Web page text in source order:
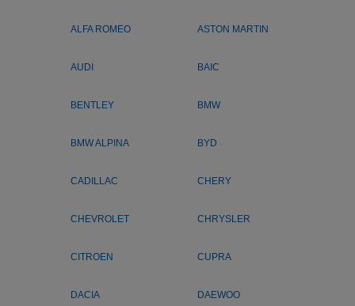
ALFA ROMEO ASTON MARTIN
AUDI BAIC
BENTLEY BMW
BMW ALPINA BYD
CADILLAC CHERY
CHEVROLET CHRYSLER
CITROEN CUPRA
DACIA DAEWOO